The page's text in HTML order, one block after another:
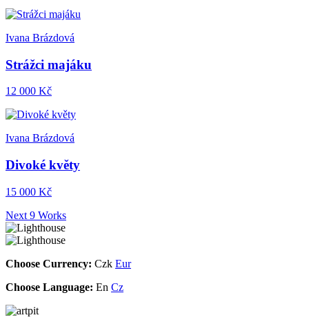
Ivana Brázdová
Strážci majáku
12 000 Kč
Ivana Brázdová
Divoké květy
15 000 Kč
Next 9 Works
Choose Currency: Czk Eur
Choose Language: En Cz